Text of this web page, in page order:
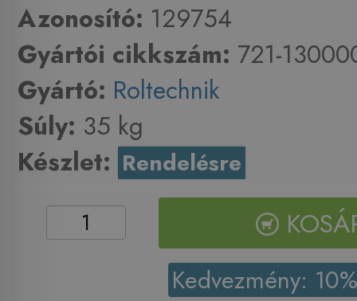
Azonosító: 129754
Gyártói cikkszám: 721-
Gyártó: Roltechnik
Súly: 35 kg
Készlet: Rendelésre
Kedvezmény: